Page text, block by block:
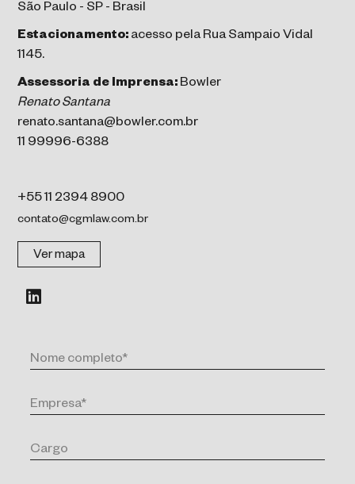
São Paulo - SP - Brasil
Estacionamento: acesso pela Rua Sampaio Vidal
1145.
Assessoria de Imprensa: Bowler
Renato Santana
renato.santana@bowler.com.br
11 99996-6388
+55 11 2394 8900
contato@cgmlaw.com.br
Ver mapa